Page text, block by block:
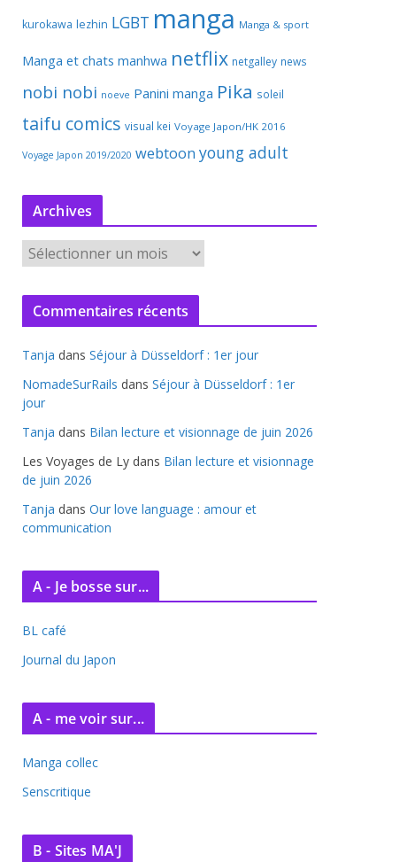
kurokawa lezhin LGBT manga Manga & sport
Manga et chats manhwa netflix netgalley news
nobi nobi noeve Panini manga Pika soleil
taifu comics visual kei Voyage Japon/HK 2016
Voyage Japon 2019/2020 webtoon young adult
Archives
r
c
v
e
s
Commentaires récents
Tanja dans Séjour à Düsseldorf : 1er jour
NomadeSurRails dans Séjour à Düsseldorf : 1er
jour
Tanja dans Bilan lecture et visionnage de juin 2026
Les Voyages de Ly dans Bilan lecture et visionnage
de juin 2026
Tanja dans Our love language : amour et
communication
A - Je bosse sur...
BL café
Journal du Japon
A - me voir sur...
Manga collec
Senscritique
B - Sites MA'J